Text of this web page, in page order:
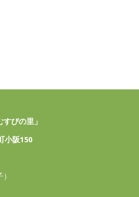
びの里」
小阪150